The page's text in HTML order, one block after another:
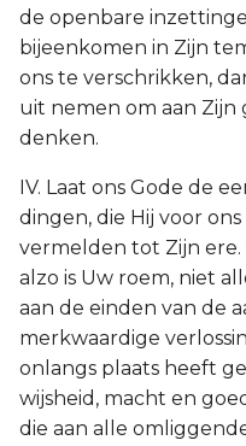
de openbare
bijeenkomen in Zijn
ons te verschrikken,
uit nemen om aan
denken.
IV. Laat ons Gode de
dingen, die Hij voor
vermelden tot Zijn ere.
alzo is Uw roem, niet
aan de einden van de
merkwaardige
onlangs plaats heeft
wijsheid, macht en
die aan alle